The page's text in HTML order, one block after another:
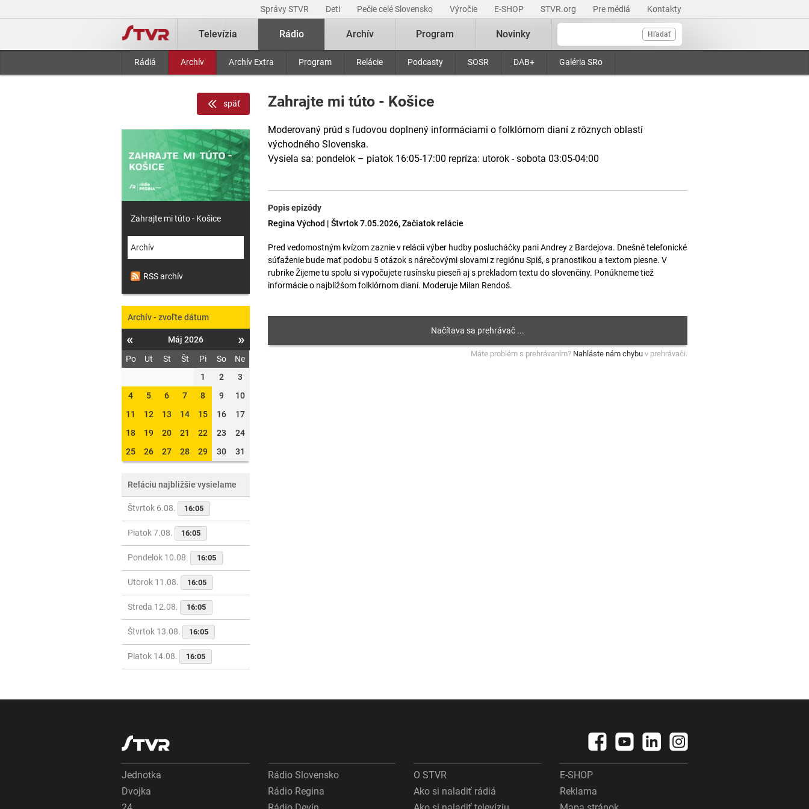
Správy STVR Deti Pečie celé Slovensko Výročie E-SHOP STVR.org Pre médiá Kontakty
Hľadať
Televízia Rádio
Rádiá Archív Archív Extra Program Relácie Podcasty SOSR DAB+ Galéria SRo
Archív Program Novinky
Zahrajte mi túto - Košice
Moderovaný prúd s ľudovou doplnený informáciami o folklórnom dianí z rôznych oblastí
východného Slovenska.
Vysiela sa: pondelok – piatok 16:05-17:00 repríza: utorok - sobota 03:05-04:00
Popis epizódy
Regina Východ | Štvrtok 7.05.2026, Začiatok relácie
Pred vedomostným kvízom zaznie v relácii výber hudby poslucháčky pani Andrey z Bardejova. Dnešné telefonické
súťaženie bude mať podobu 5 otázok s nárečovými slovami z regiónu Spiš, s pranostikou a textom piesne. V
rubrike Žijeme tu spolu si vypočujete rusínsku pieseň aj s prekladom textu do slovenčiny. Ponúkneme tiež
informácie o najbližšom folklórnom dianí. Moderuje Milan Rendoš.
Máte problém s prehrávaním? Nahláste nám chybu v prehrávači.
späť
Zahrajte mi túto - Košice
Archív
RSS archív
Archív - zvoľte dátum
« Máj 2026 »
Po Ut St Št Pi So
Ne
1
2
3
4
5 6 7 8 9
10
11
12 13 14 15 16
17
18
19 20 21 22 23
24
25
26 27 28 29 30 31
Reláciu najbližšie vysielame
Štvrtok 6.08. 16:05
Piatok 7.08. 16:05
Pondelok 10.08. 16:05
Utorok 11.08. 16:05
Streda 12.08. 16:05
Štvrtok 13.08. 16:05
Piatok 14.08. 16:05
Jednotka
Dvojka
Rádio Slovensko
Rádio Regina
O STVR
Ako si naladiť rádiá
E-SHOP
Reklama